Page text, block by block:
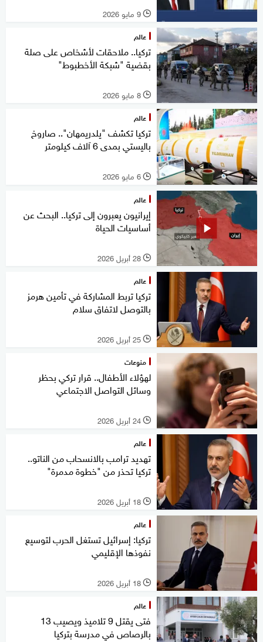
l 9 مايو 2026
عالم
تركيا.. ملاحقات لأشخاص على صلة
بقضية "شبكة الأخطبوط"
l 8 مايو 2026
عالم
تركيا تكشف "يلدريمهان".. صاروخ
باليستي بمدى 6 آلاف كيلومتر
l 6 مايو 2026
عالم
إيرانيون يعبرون إلى تركيا.. البحث عن
أساسيات الحياة
l 28 أبريل 2026
عالم
تركيا تربط المشاركة في تأمين هرمز
بالتوصل لاتفاق سلام
l 25 أبريل 2026
منوعات
لهؤلاء الأطفال.. قرار تركي بحظر
وسائل التواصل الاجتماعي
l 24 أبريل 2026
عالم
تهديد ترامب بالانسحاب من الناتو..
تركيا تحذر من "خطوة مدمرة"
l 18 أبريل 2026
عالم
تركيا: إسرائيل تستغل الحرب لتوسيع
نفوذها الإقليمي
l 18 أبريل 2026
عالم
فتى يقتل 9 تلاميذ ويصيب 13
بالرصاص في مدرسة بتركيا